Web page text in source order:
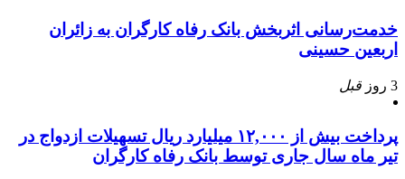
خدمت‌رسانی اثربخش بانک رفاه کارگران به زائران
اربعین حسینی
3 روز قبل
پرداخت بیش از ۱۲,۰۰۰ میلیارد ریال تسهیلات ازدواج در
تیر ماه سال جاری توسط بانک رفاه کارگران